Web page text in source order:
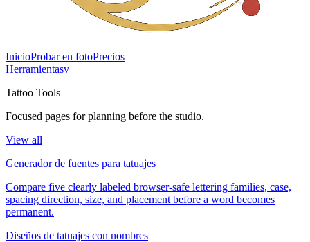
InicioProbar en fotoPrecios
Herramientasv
Tattoo Tools
Focused pages for planning before the studio.
View all
Generador de fuentes para tatuajes
Compare five clearly labeled browser-safe lettering families, case,
spacing direction, size, and placement before a word becomes
permanent.
Diseños de tatuajes con nombres